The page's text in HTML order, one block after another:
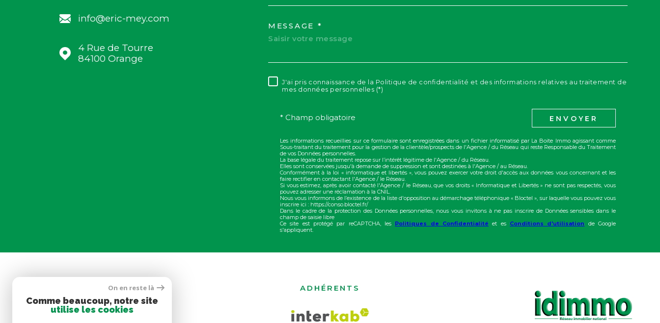
info@eric-mey.com
4 Rue de Tourre
84100
Orange
MESSAGE *
RÈGLEMENTATION
J'ai pris connaissance de la Politique de confidentialité et des informations relatives au traitement de
mes données personnelles (*)
* Champ obligatoire ENVOYER
Les informations recueillies sur ce formulaire sont enregistrées dans un fichier informatisé par La Boite Immo agissant comme
Sous-traitant du traitement pour la gestion de la clientèle/prospects de l'Agence / du Réseau qui reste Responsable du Traitement
de vos Données personnelles.
La base légale du traitement repose sur l’intérêt légitime de l'Agence / du Réseau.
Elles sont conservées jusqu'à demande de suppression et sont destinées à l'Agence / au Réseau.
Conformément à la loi « informatique et libertés », vous pouvez exercer votre droit d'accès aux données vous concernant et les
faire rectifier en contactant l'Agence / le Réseau.
Si vous estimez, après avoir contacté l'Agence / le Réseau, que vos droits « Informatique et Libertés » ne sont pas respectés, vous
pouvez adresser une réclamation à la CNIL.
Nous vous informons de l’existence de la liste d'opposition au démarchage téléphonique « Bloctel », sur laquelle vous pouvez vous
inscrire ici : https://conso.bloctel.fr/
Dans le cadre de la protection des Données personnelles, nous vous invitons à ne pas inscrire de Données sensibles dans le
champ de saisie libre
Ce site est protégé par reCAPTCHA, les Politiques de Confidentialité et es Conditions d'utilisation de Google
s'appliquent.
SE CONNECTER
ESPACE PROPRIÉTAIRE
ADHÉRENTS
On en reste là
Comme beaucoup, notre site
utilise les cookies